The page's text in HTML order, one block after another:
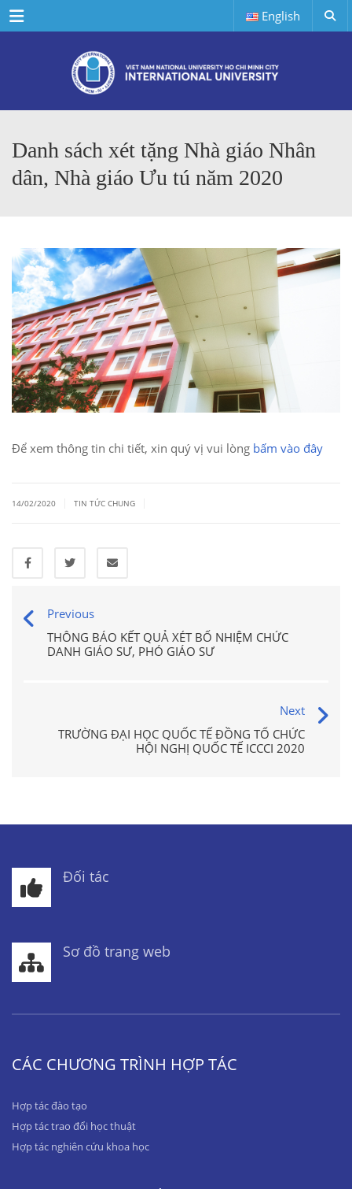
Menu English
Danh sách xét tặng Nhà giáo Nhân
dân, Nhà giáo Ưu tú năm 2020
Để xem thông tin chi tiết, xin quý vị vui lòng bấm vào đây
14/02/2020 TIN TỨC CHUNG
Previous
THÔNG BÁO KẾT QUẢ XÉT BỔ NHIỆM CHỨC
DANH GIÁO SƯ, PHÓ GIÁO SƯ
Next
TRƯỜNG ĐẠI HỌC QUỐC TẾ ĐỒNG TỔ CHỨC
HỘI NGHỊ QUỐC TẾ ICCCI 2020
Đối tác
Sơ đồ trang web
CÁC CHƯƠNG TRÌNH HỢP TÁC
Hợp tác đào tạo
Hợp tác trao đổi học thuật
Hợp tác nghiên cứu khoa học